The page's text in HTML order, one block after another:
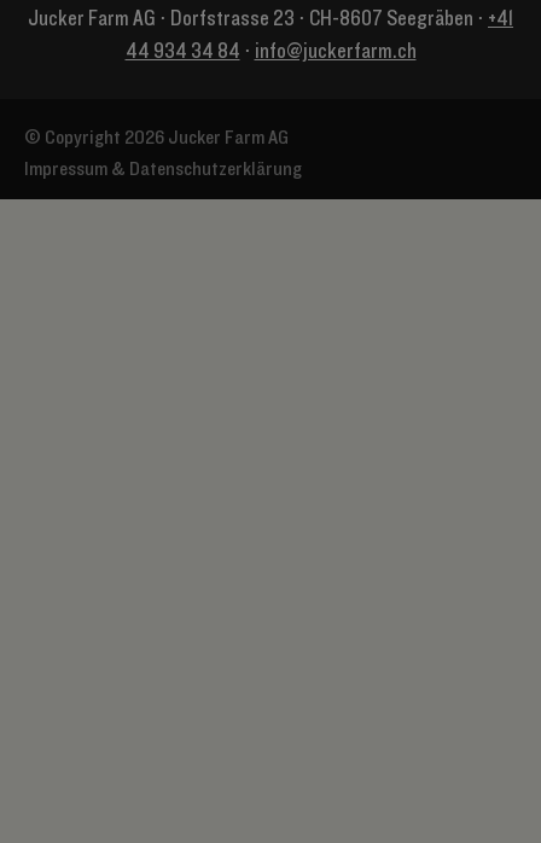
Jucker Farm AG ⋅ Dorfstrasse 23 ⋅ CH-8607 Seegräben ⋅ +41
44 934 34 84 ⋅ info@juckerfarm.ch
© Copyright 2026 Jucker Farm AG
Impressum & Datenschutzerklärung